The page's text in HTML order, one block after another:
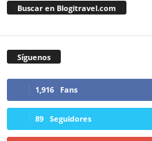
Buscar en Blogitravel.com
Síguenos
1,916 Fans
89 Seguidores